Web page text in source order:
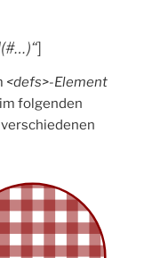
]
<defs>-Element
folgenden